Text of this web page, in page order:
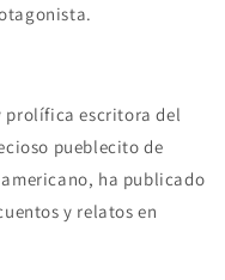
prolífica escritora del
pueblecito de
ha publicado
y relatos en